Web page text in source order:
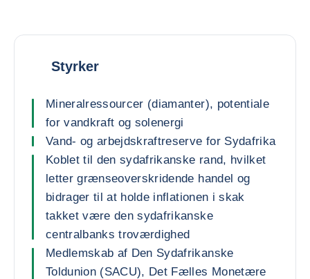
Styrker
Mineralressourcer (diamanter), potentiale
for vandkraft og solenergi
Vand- og arbejdskraftreserve for Sydafrika
Koblet til den sydafrikanske rand, hvilket
letter grænseoverskridende handel og
bidrager til at holde inflationen i skak
takket være den sydafrikanske
centralbanks troværdighed
Medlemskab af Den Sydafrikanske
Toldunion (SACU), Det Fælles Monetære